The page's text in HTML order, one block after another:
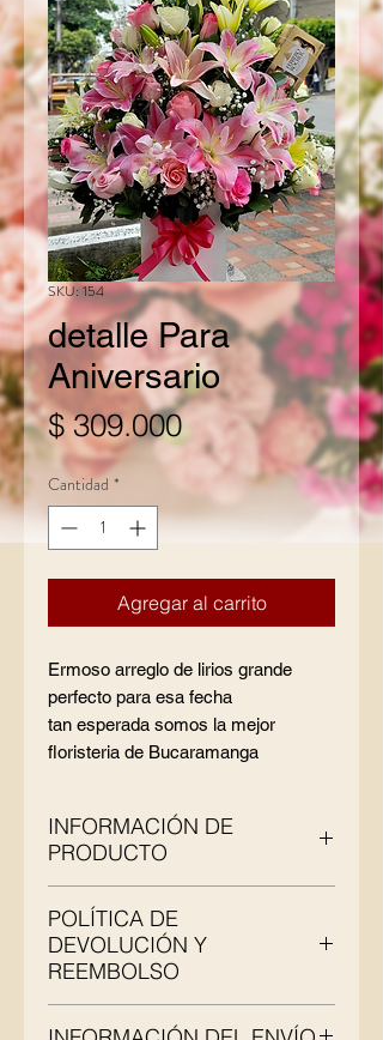
SKU: 154
detalle Para
Aniversario
$ 309.000Precio
Cantidad *
Agregar al carrito
Ermoso arreglo de lirios grande
perfecto para esa fecha
tan esperada somos la mejor
floristeria de Bucaramanga
INFORMACIÓN DE
PRODUCTO
Soy el lugar ideal para agregar
detalles sobre tu producto, así como
tamaño, materiales, instrucciones de
un lugar ideal para destacar por qué
POLÍTICA DE
DEVOLUCIÓN Y
REEMBOLSO